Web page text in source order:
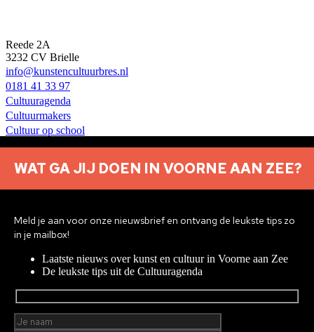
Reede 2A
3232 CV Brielle
info@kunstencultuurbres.nl
0181 41 33 97
Cultuuragenda
Cultuurmakers
Cultuur op school
Over ons
Nieuwsbrief aanmelden
Privacyverklaring
© 2026 Brielle Met ♥︎ gemaakt:webdesign agency Brendly& Mad
Pack
Home
Cultuuragenda
Voor cultuurmakers
Cultuur op school
Cultuuraanbieders
WAT GA JIJ DOEN IN VOORNE AAN ZEE?
Meld je aan voor onze nieuwsbrief en ontvang de leukste tips zo
in je mailbox!
Laatste nieuws over kunst en cultuur in Voorne aan Zee
De leukste tips uit de Cultuuragenda